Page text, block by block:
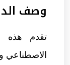
وصف
تقدم هذه
الاصطناعي